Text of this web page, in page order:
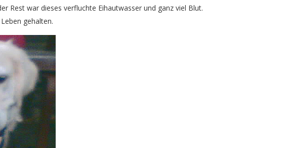
Rest war dieses verfluchte Eihautwasser und ganz viel Blut.
gehalten.